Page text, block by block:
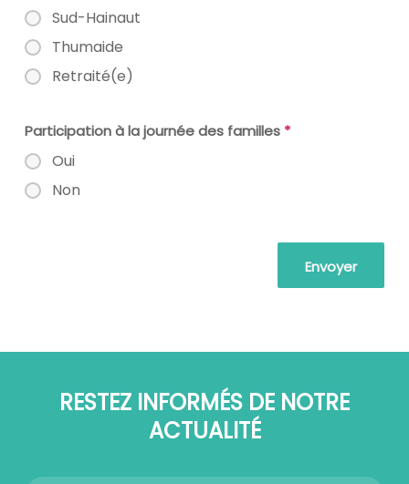
Sud-Hainaut
Thumaide
Retraité(e)
Participation à la journée des familles *
Oui
Non
RESTEZ INFORMÉS DE NOTRE
ACTUALITÉ